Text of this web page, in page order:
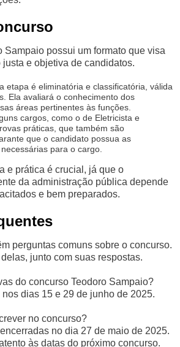
Sampaio possui um formato que visa
e objetiva de candidatos.
etapa é eliminatória e classificatória, válida
Ela avaliará o conhecimento dos
áreas pertinentes às funções.
cargos, como o de Eletricista e
práticas, que também são
que o candidato possua as
para o cargo.
e prática é crucial, já que o
da administração pública depende
e bem preparados.
perguntas comuns sobre o concurso.
junto com suas respostas.
do concurso Teodoro Sampaio?
dias 15 e 29 de junho de 2025.
no concurso?
no dia 27 de maio de 2025.
às datas do próximo concurso.